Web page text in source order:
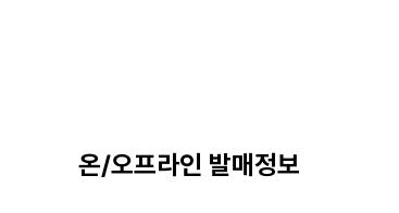
온/오프라인 발매정보